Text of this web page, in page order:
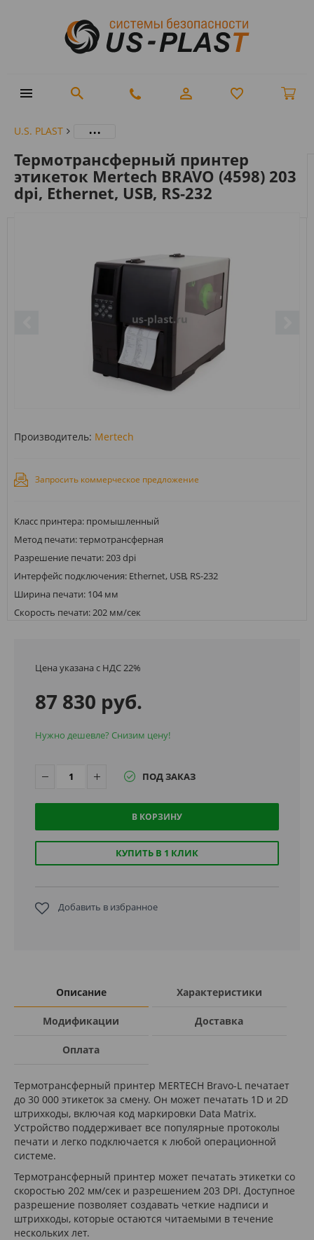
U.S. PLAST ...
Термотрансферный принтер
этикеток Mertech BRAVO (4598) 203
dpi, Ethernet, USB, RS-232
Производитель: Mertech
Запросить коммерческое предложение
Класс принтера: промышленный
Метод печати: термотрансферная
Разрешение печати: 203 dpi
Интерфейс подключения: Ethernet, USB, RS-232
Ширина печати: 104 мм
Скорость печати: 202 мм/сек
Цена указана с НДС 22%
87 830 руб.
Нужно дешевле? Снизим цену!
ПОД ЗАКАЗ
В КОРЗИНУ
КУПИТЬ В 1 КЛИК
Добавить в избранное
Описание Характеристики
Модификации Доставка
Оплата
Термотрансферный принтер MERTECH Bravo-L печатает
до 30 000 этикеток за смену. Он может печатать 1D и 2D
штрихкоды, включая код маркировки Data Matrix.
Устройство поддерживает все популярные протоколы
печати и легко подключается к любой операционной
системе.
Термотрансферный принтер может печатать этикетки со
скоростью 202 мм/сек и разрешением 203 DPI. Доступное
разрешение позволяет создавать четкие надписи и
штрихкоды, которые остаются читаемыми в течение
нескольких лет.